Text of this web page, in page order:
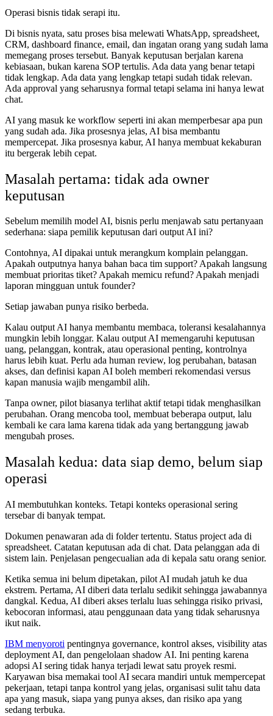
Operasi bisnis tidak serapi itu.
Di bisnis nyata, satu proses bisa melewati WhatsApp, spreadsheet,
CRM, dashboard finance, email, dan ingatan orang yang sudah lama
memegang proses tersebut. Banyak keputusan berjalan karena
kebiasaan, bukan karena SOP tertulis. Ada data yang benar tetapi
tidak lengkap. Ada data yang lengkap tetapi sudah tidak relevan.
Ada approval yang seharusnya formal tetapi selama ini hanya lewat
chat.
AI yang masuk ke workflow seperti ini akan memperbesar apa pun
yang sudah ada. Jika prosesnya jelas, AI bisa membantu
mempercepat. Jika prosesnya kabur, AI hanya membuat kekaburan
itu bergerak lebih cepat.
Masalah pertama: tidak ada owner
keputusan
Sebelum memilih model AI, bisnis perlu menjawab satu pertanyaan
sederhana: siapa pemilik keputusan dari output AI ini?
Contohnya, AI dipakai untuk merangkum komplain pelanggan.
Apakah outputnya hanya bahan baca tim support? Apakah langsung
membuat prioritas tiket? Apakah memicu refund? Apakah menjadi
laporan mingguan untuk founder?
Setiap jawaban punya risiko berbeda.
Kalau output AI hanya membantu membaca, toleransi kesalahannya
mungkin lebih longgar. Kalau output AI memengaruhi keputusan
uang, pelanggan, kontrak, atau operasional penting, kontrolnya
harus lebih kuat. Perlu ada human review, log perubahan, batasan
akses, dan definisi kapan AI boleh memberi rekomendasi versus
kapan manusia wajib mengambil alih.
Tanpa owner, pilot biasanya terlihat aktif tetapi tidak menghasilkan
perubahan. Orang mencoba tool, membuat beberapa output, lalu
kembali ke cara lama karena tidak ada yang bertanggung jawab
mengubah proses.
Masalah kedua: data siap demo, belum siap
operasi
AI membutuhkan konteks. Tetapi konteks operasional sering
tersebar di banyak tempat.
Dokumen penawaran ada di folder tertentu. Status project ada di
spreadsheet. Catatan keputusan ada di chat. Data pelanggan ada di
sistem lain. Penjelasan pengecualian ada di kepala satu orang senior.
Ketika semua ini belum dipetakan, pilot AI mudah jatuh ke dua
ekstrem. Pertama, AI diberi data terlalu sedikit sehingga jawabannya
dangkal. Kedua, AI diberi akses terlalu luas sehingga risiko privasi,
kebocoran informasi, atau penggunaan data yang tidak seharusnya
ikut naik.
IBM menyoroti pentingnya governance, kontrol akses, visibility atas
deployment AI, dan pengelolaan shadow AI. Ini penting karena
adopsi AI sering tidak hanya terjadi lewat satu proyek resmi.
Karyawan bisa memakai tool AI secara mandiri untuk mempercepat
pekerjaan, tetapi tanpa kontrol yang jelas, organisasi sulit tahu data
apa yang masuk, siapa yang punya akses, dan risiko apa yang
sedang terbuka.